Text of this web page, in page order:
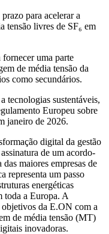
para acelerar a
tensão livres de SF₆ em
uma parte
de média tensão da
como secundários.
tecnologias sustentáveis,
Europeu sobre
janeiro de 2026.
digital da gestão
de um acordo-
maiores empresas de
representa um passo
energéticas
toda a Europa. A
da E.ON com a
de média tensão (MT)
inovadoras.